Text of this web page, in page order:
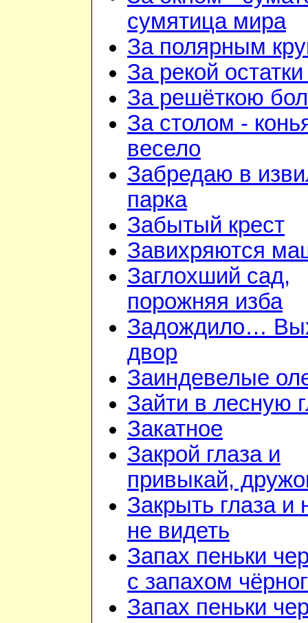
сумятица мира
За полярным
За рекой
За решёткою
За столом -
весело
Забредаю в
парка
Забытый крест
Завихряются
Заглохший сад,
порожняя изба
Задождило…
двор
Заиндевелые
Зайти в лесную
Закатное
Закрой глаза и
привыкай,
Закрыть глаза и
не видеть
Запах пеньки
с запахом
Запах пеньки